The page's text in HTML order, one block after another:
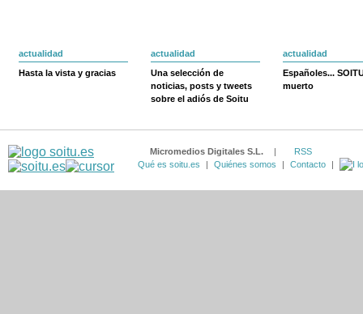
actualidad
Hasta la vista y gracias
actualidad
Una selección de
noticias, posts y tweets
sobre el adiós de Soitu
actualidad
Españoles...
muerto
Micromedios Digitales S.L. |
RSS
Qué es soitu.es
| Quiénes somos | Contacto |